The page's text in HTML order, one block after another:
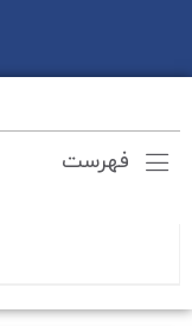
فهرست